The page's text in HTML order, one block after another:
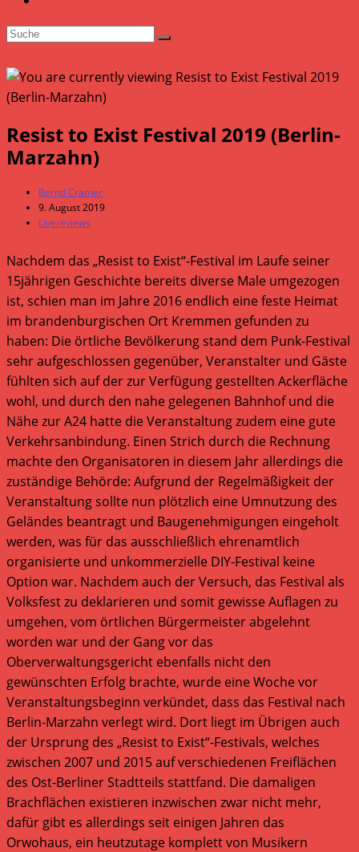
Resist to Exist Festival 2019 (Berlin-
Marzahn)
Beitrags-
Autor:
Bernd Cramer
Beitrag
veröffentlicht:
9. August 2019
Beitrags-
Livereviews
Nachdem das „Resist to Exist“-Festival im Laufe seiner
15jährigen Geschichte bereits diverse Male umgezogen
ist, schien man im Jahre 2016 endlich eine feste Heimat
im brandenburgischen Ort Kremmen gefunden zu
haben: Die örtliche Bevölkerung stand dem Punk-Festival
sehr aufgeschlossen gegenüber, Veranstalter und Gäste
fühlten sich auf der zur Verfügung gestellten Ackerfläche
wohl, und durch den nahe gelegenen Bahnhof und die
Nähe zur A24 hatte die Veranstaltung zudem eine gute
Verkehrsanbindung. Einen Strich durch die Rechnung
machte den Organisatoren in diesem Jahr allerdings die
zuständige Behörde: Aufgrund der Regelmäßigkeit der
Veranstaltung sollte nun plötzlich eine Umnutzung des
Geländes beantragt und Baugenehmigungen eingeholt
werden, was für das ausschließlich ehrenamtlich
organisierte und unkommerzielle DIY-Festival keine
Option war. Nachdem auch der Versuch, das Festival als
Volksfest zu deklarieren und somit gewisse Auflagen zu
umgehen, vom örtlichen Bürgermeister abgelehnt
worden war und der Gang vor das
Oberverwaltungsgericht ebenfalls nicht den
gewünschten Erfolg brachte, wurde eine Woche vor
Veranstaltungsbeginn verkündet, dass das Festival nach
Berlin-Marzahn verlegt wird. Dort liegt im Übrigen auch
der Ursprung des „Resist to Exist“-Festivals, welches
zwischen 2007 und 2015 auf verschiedenen Freiflächen
des Ost-Berliner Stadtteils stattfand. Die damaligen
Brachflächen existieren inzwischen zwar nicht mehr,
dafür gibt es allerdings seit einigen Jahren das
Orwohaus, ein heutzutage komplett von Musikern